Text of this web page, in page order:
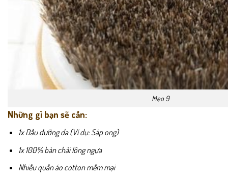
Mẹo 9
Những gì bạn sẽ cần:
1x Dầu dưỡng da (Ví dụ: Sáp ong)
1x 100% bàn chải lông ngựa
Nhiều quần áo cotton mềm mại